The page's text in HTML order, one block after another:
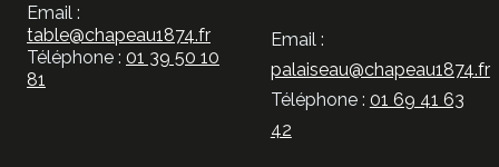
Email :
table@chapeau1874.fr
Téléphone : 01 39 50 10
81
Email :
palaiseau@chapeau1874.fr
Téléphone : 01 69 41 63
42